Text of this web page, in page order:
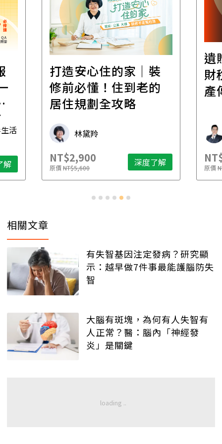
活
解
打造安心住的家｜裝
修前必懂！住到老的
居住規劃全攻略
林黛羚
NT$2,900
原價NT$5,600 深度了解
遺
財
產
原價
相關文章
有失智基因注定發病？研究顯
示：越早做7件事最能護腦防失
智
大腦有斑塊，為何有人失智有
人正常？醫：腦內「神經發
炎」是關鍵